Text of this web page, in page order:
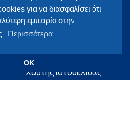
για να διασφαλίσει ότι
εμπειρία στην
Περισσότερα
OK
Υγεία
Χάρτης ιστοσελίδας